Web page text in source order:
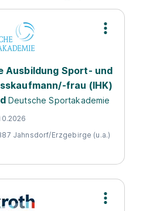
Ausbildung Sport- und
frau (IHK)
Deutsche Sportakademie
Jahnsdorf/Erzgebirge (u.a.)